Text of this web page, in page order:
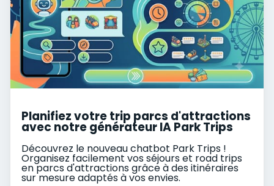
Planifiez votre trip parcs d'attractions
avec notre générateur IA Park Trips
Découvrez le nouveau chatbot Park Trips !
Organisez facilement vos séjours et road trips
en parcs d'attractions grâce à des itinéraires
sur mesure adaptés à vos envies.